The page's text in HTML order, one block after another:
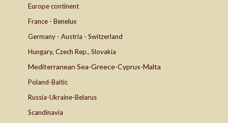
Europe continent
France - Benelux
Germany - Austria - Switzerland
Hungary, Czech Rep., Slovakia
Mediterranean Sea-Greece-Cyprus-Malta
Poland-Baltic
Russia-Ukraine-Belarus
Scandinavia